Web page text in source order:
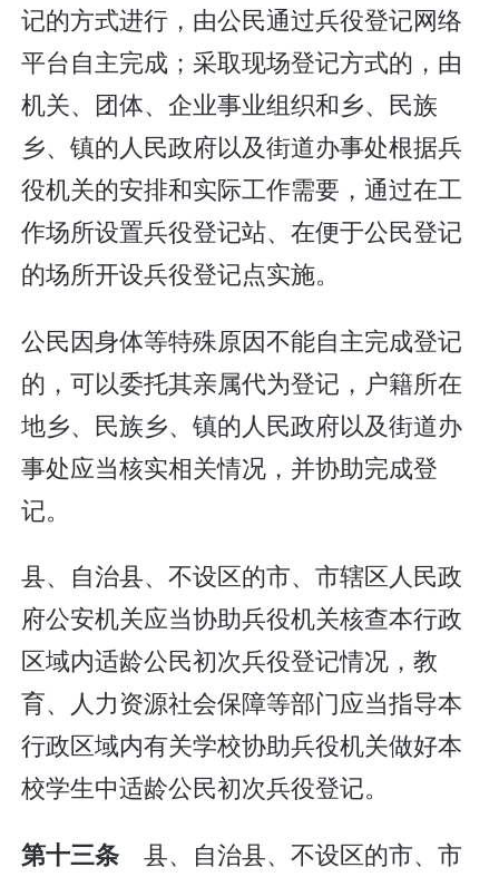
记的方式进行，由公民通过兵役登记网络
平台自主完成；采取现场登记方式的，由
机关、团体、企业事业组织和乡、民族
乡、镇的人民政府以及街道办事处根据兵
役机关的安排和实际工作需要，通过在工
作场所设置兵役登记站、在便于公民登记
的场所开设兵役登记点实施。
公民因身体等特殊原因不能自主完成登记
的，可以委托其亲属代为登记，户籍所在
地乡、民族乡、镇的人民政府以及街道办
事处应当核实相关情况，并协助完成登
记。
县、自治县、不设区的市、市辖区人民政
府公安机关应当协助兵役机关核查本行政
区域内适龄公民初次兵役登记情况，教
育、人力资源社会保障等部门应当指导本
行政区域内有关学校协助兵役机关做好本
校学生中适龄公民初次兵役登记。
第十三条县、自治县、不设区的市、市